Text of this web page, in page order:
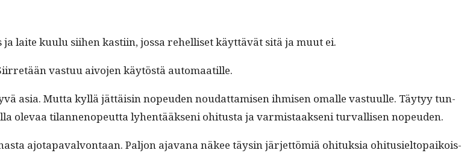
laite kuu­lu siihen kasti­in, jos­sa rehelliset käyt­tävät sitä ja muut ei.
vas­tuu aivo­jen käytöstä automaatille.
asia. Mut­ta kyl­lä jät­täisin nopeu­den nou­dat­tamisen ihmisen oma­lle vas­tu­ulle. Täy­tyy tun­
ole­vaa tilan­nenopeut­ta lyhen­tääk­seni ohi­tus­ta ja varmis­taak­seni tur­val­lisen nopeuden.
ajo­ta­pavalvon­taan. Paljon aja­vana näkee täysin jär­jet­tömiä ohi­tuk­sia ohi­tusiel­topaikois­